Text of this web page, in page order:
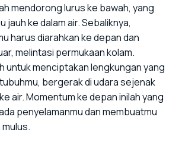
mendorong lurus ke bawah, yang
jauh ke dalam air. Sebaliknya,
harus diarahkan ke depan dan
melintasi permukaan kolam.
untuk menciptakan lengkungan yang
bergerak di udara sejenak
air. Momentum ke depan inilah yang
penyelamanmu dan membuatmu